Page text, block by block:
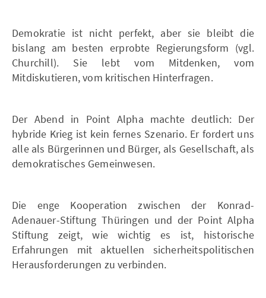
Demokratie ist nicht perfekt, aber sie bleibt die
bislang am besten erprobte Regierungsform (vgl.
Churchill). Sie lebt vom Mitdenken, vom
Mitdiskutieren, vom kritischen Hinterfragen.
Der Abend in Point Alpha machte deutlich: Der
hybride Krieg ist kein fernes Szenario. Er fordert uns
alle als Bürgerinnen und Bürger, als Gesellschaft, als
demokratisches Gemeinwesen.
Die enge Kooperation zwischen der Konrad-
Adenauer-Stiftung Thüringen und der Point Alpha
Stiftung zeigt, wie wichtig es ist, historische
Erfahrungen mit aktuellen sicherheitspolitischen
Herausforderungen zu verbinden.